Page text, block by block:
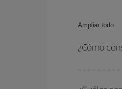
Ampliar todo
¿Cómo
vuelta.